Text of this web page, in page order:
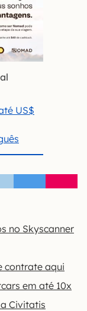
US$
no Skyscanner
contrate aqui
em até 10x
Civitatis